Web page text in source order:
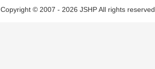
Copyright © 2007 - 2026 JSHP All rights reserved.